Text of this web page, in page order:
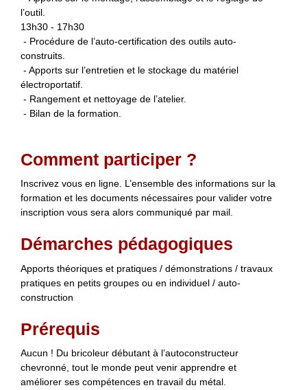
l’outil.
13h30 - 17h30
- Procédure de l’auto-certification des outils auto-
construits.
- Apports sur l’entretien et le stockage du matériel
électroportatif.
- Rangement et nettoyage de l’atelier.
- Bilan de la formation.
Comment participer ?
Inscrivez vous en ligne. L’ensemble des informations sur la
formation et les documents nécessaires pour valider votre
inscription vous sera alors communiqué par mail.
Démarches pédagogiques
Apports théoriques et pratiques / démonstrations / travaux
pratiques en petits groupes ou en individuel / auto-
construction
Prérequis
Aucun ! Du bricoleur débutant à l’autoconstructeur
chevronné, tout le monde peut venir apprendre et
améliorer ses compétences en travail du métal.